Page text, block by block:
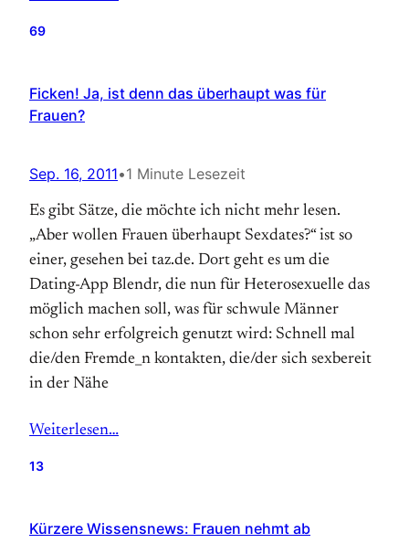
69
Ficken! Ja, ist denn das überhaupt was für
Frauen?
Sep. 16, 2011•1 Minute Lesezeit
Es gibt Sätze, die möchte ich nicht mehr lesen.
„Aber wollen Frauen überhaupt Sexdates?“ ist so
einer, gesehen bei taz.de. Dort geht es um die
Dating-App Blendr, die nun für Heterosexuelle das
möglich machen soll, was für schwule Männer
schon sehr erfolgreich genutzt wird: Schnell mal
die/den Fremde_n kontakten, die/der sich sexbereit
in der Nähe
Weiterlesen…
13
Kürzere Wissensnews: Frauen nehmt ab